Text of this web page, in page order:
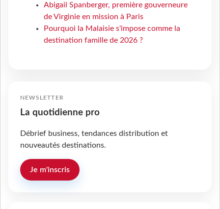
Abigail Spanberger, première gouverneure
de Virginie en mission à Paris
Pourquoi la Malaisie s'impose comme la
destination famille de 2026 ?
NEWSLETTER
La quotidienne pro
Débrief business, tendances distribution et
nouveautés destinations.
Je m'inscris